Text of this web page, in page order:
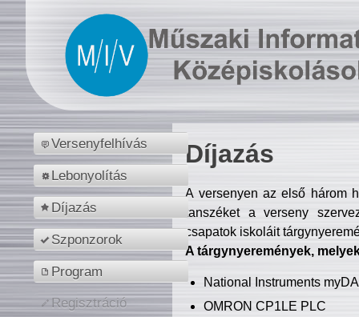
Versenyfelhívás
Lebonyolítás
Díjazás
Szponzorok
Program
Regisztráció
Díjazás
A versenyen az első három
tanszéket a verseny
csapatok iskoláit
A tárgynyeremények,
National Instruments
OMRON CP1LE PLC